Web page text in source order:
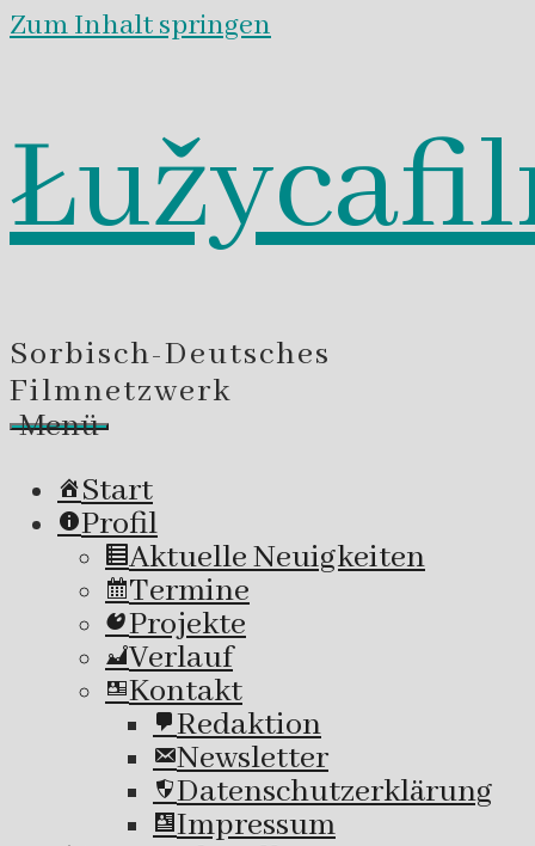
Zum Inhalt springen
Sorbisch-Deutsches
Filmnetzwerk
Menü
Start
Profil
Aktuelle Neuigkeiten
Termine
Projekte
Verlauf
Kontakt
Redaktion
Newsletter
Datenschutzerklärung
Impressum